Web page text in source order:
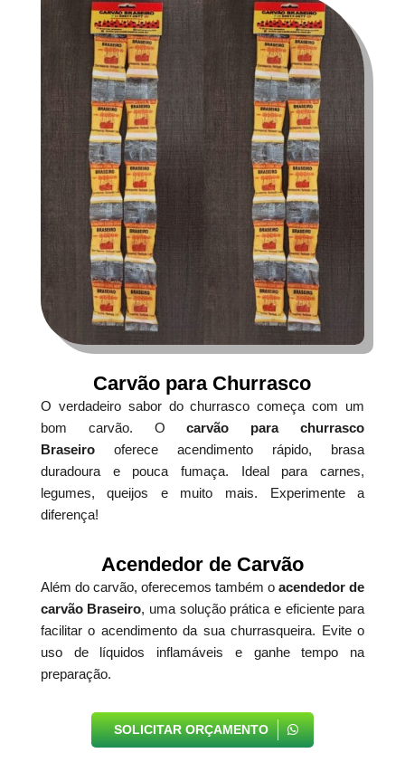
Carvão para Churrasco
O verdadeiro sabor do churrasco começa com um
bom carvão. Ocarvão para churrasco
Braseirooferece acendimento rápido, brasa
duradoura e pouca fumaça. Ideal para carnes,
legumes, queijos e muito mais. Experimente a
diferença!
Acendedor de Carvão
Além do carvão, oferecemos também oacendedor de
carvão Braseiro, uma solução prática e eficiente para
facilitar o acendimento da sua churrasqueira. Evite o
uso de líquidos inflamáveis e ganhe tempo na
preparação.
SOLICITAR ORÇAMENTO